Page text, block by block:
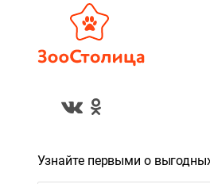
Узнайте первыми о